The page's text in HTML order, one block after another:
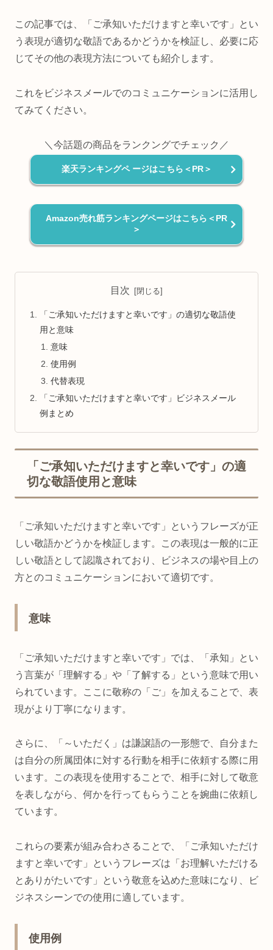
この記事では、「ご承知いただけますと幸いです」とい
う表現が適切な敬語であるかどうかを検証し、必要に応
じてその他の表現方法についても紹介します。
これをビジネスメールでのコミュニケーションに活用し
てみてください。
＼今話題の商品をランクングでチェック／
楽天ランキングペ ージはこちら＜PR＞
Amazon売れ筋ランキングページはこちら＜PR
＞
目次
「ご承知いただけますと幸いです」の適切な敬語使
用と意味
意味
使用例
代替表現
「ご承知いただけますと幸いです」ビジネスメール
例まとめ
「ご承知いただけますと幸いです」の適
切な敬語使用と意味
「ご承知いただけますと幸いです」というフレーズが正
しい敬語かどうかを検証します。この表現は一般的に正
しい敬語として認識されており、ビジネスの場や目上の
方とのコミュニケーションにおいて適切です。
意味
「ご承知いただけますと幸いです」では、「承知」とい
う言葉が「理解する」や「了解する」という意味で用い
られています。ここに敬称の「ご」を加えることで、表
現がより丁寧になります。
さらに、「～いただく」は謙譲語の一形態で、自分また
は自分の所属団体に対する行動を相手に依頼する際に用
います。この表現を使用することで、相手に対して敬意
を表しながら、何かを行ってもらうことを婉曲に依頼し
ています。
これらの要素が組み合わさることで、「ご承知いただけ
ますと幸いです」というフレーズは「お理解いただける
とありがたいです」という敬意を込めた意味になり、ビ
ジネスシーンでの使用に適しています。
使用例